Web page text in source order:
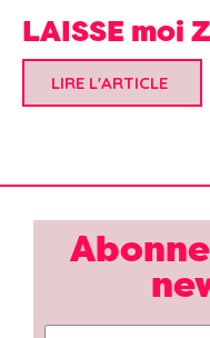
LAISSE moi
LIRE L'ARTICLE